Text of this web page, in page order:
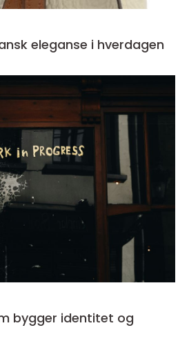
paris fransk eleganse i hverdagen
bygger identitet og